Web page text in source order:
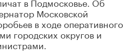
Московской
в ходе оперативного
городских округов и